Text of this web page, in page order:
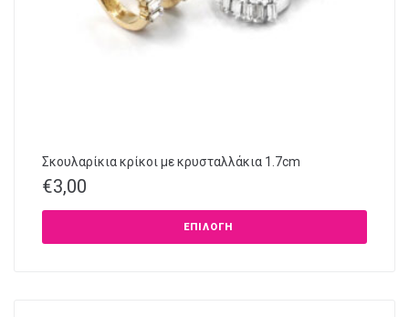
Σκουλαρίκια κρίκοι με κρυσταλλάκια 1.7cm
€3,00
ΕΠΙΛΟΓΉ